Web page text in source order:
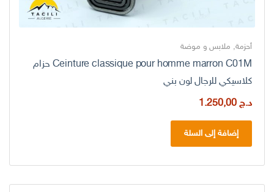
أحزمة, ملابس و موضة
Ceinture classique pour homme marron C01M حزام
كلاسيكي للرجال لون بني
د.ج
إضافة إلى السلة